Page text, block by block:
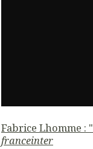
Fabrice Lhomme :
franceinter